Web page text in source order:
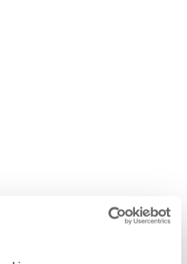
la escuela Wudang Sanfeng Kung